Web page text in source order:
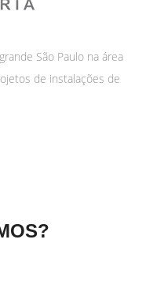
São Paulo na área
de instalações de